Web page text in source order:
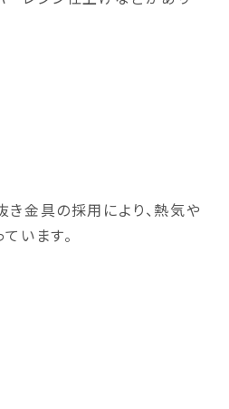
き金具の採用により、熱気や
います。